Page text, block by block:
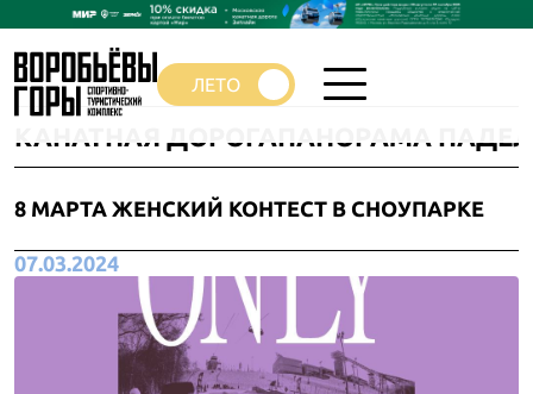
КАНАТНАЯ ДОРОГАПАНОРАМА ПАДЕЛ
8 МАРТА ЖЕНСКИЙ КОНТЕСТ В СНОУПАРКЕ
07.03.2024